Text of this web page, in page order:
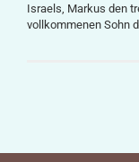
Israels, Markus den
vollkommenen Sohn